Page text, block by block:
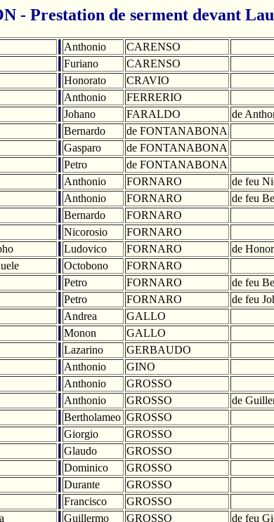
- Prestation de serment devant
Anthonio CARENSO
Furiano CARENSO
Honorato CRAVIO
Anthonio FERRERIO
Johano FARALDO de
Bernardo de FONTANABONA
Gasparo de FONTANABONA
Petro de FONTANABONA
Anthonio FORNARO de feu
Anthonio FORNARO de feu
Bernardo FORNARO
Nicorosio FORNARO
Ludovico FORNARO de
Octobono FORNARO
Petro FORNARO de feu
Petro FORNARO de feu
Andrea GALLO
Monon GALLO
Lazarino GERBAUDO
Anthonio GINO
Anthonio GROSSO
Anthonio GROSSO de
Bertholameo GROSSO
Giorgio GROSSO
Glaudo GROSSO
Dominico GROSSO
Durante GROSSO
Francisco GROSSO
Guillermo GROSSO de feu